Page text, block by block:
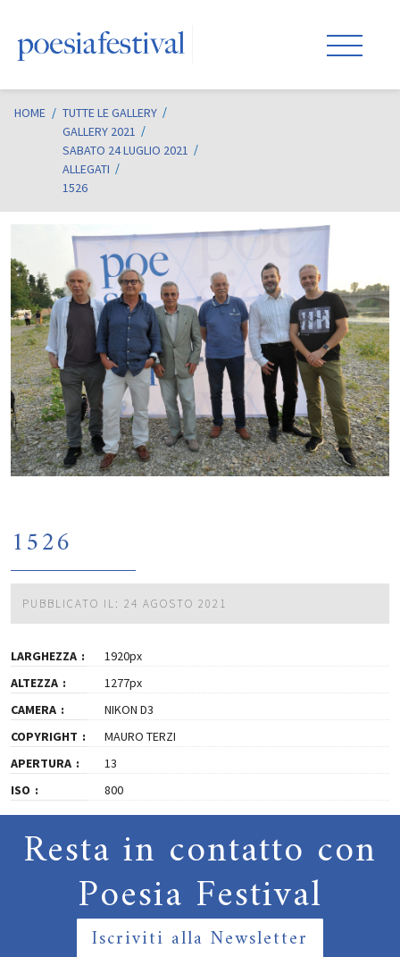
HOME / TUTTE LE GALLERY
GALLERY 2021
SABATO 24 LUGLIO 2021
ALLEGATI
1526
1526
PUBBLICATO IL: 24 AGOSTO 2021
LARGHEZZA
1920px
ALTEZZA
1277px
CAMERA
NIKON D3
COPYRIGHT
MAURO TERZI
APERTURA
13
ISO
800
Resta in contatto con
Poesia Festival
Iscriviti alla Newsletter